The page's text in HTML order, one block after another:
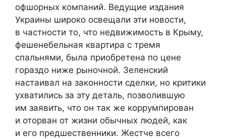
офшорных компаний. Ведущие издания
Украины широко освещали эти новости,
в частности то, что недвижимость в Крыму,
фешенебельная квартира с тремя
спальнями, была приобретена по цене
гораздо ниже рыночной. Зеленский
настаивал на законности сделки, но критики
ухватились за эту деталь, позволившую
им заявить, что он так же коррумпирован
и оторван от жизни обычных людей, как
и его предшественники. Жестче всего